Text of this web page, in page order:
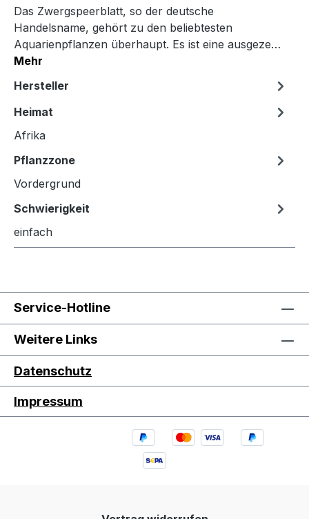
Das Zwergspeerblatt, so der deutsche
Handelsname, gehört zu den beliebtesten
Aquarienpflanzen überhaupt. Es ist eine ausgeze…
Mehr
Hersteller
Heimat
Afrika
Pflanzzone
Vordergrund
Schwierigkeit
einfach
Service-Hotline
Weitere Links
Datenschutz
Impressum